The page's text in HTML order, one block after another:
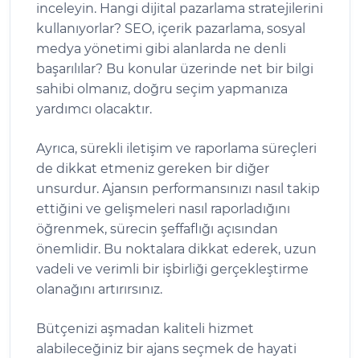
inceleyin. Hangi dijital pazarlama stratejilerini
kullanıyorlar? SEO, içerik pazarlama, sosyal
medya yönetimi gibi alanlarda ne denli
başarılılar? Bu konular üzerinde net bir bilgi
sahibi olmanız, doğru seçim yapmanıza
yardımcı olacaktır.
Ayrıca, sürekli iletişim ve raporlama süreçleri
de dikkat etmeniz gereken bir diğer
unsurdur. Ajansın performansınızı nasıl takip
ettiğini ve gelişmeleri nasıl raporladığını
öğrenmek, sürecin şeffaflığı açısından
önemlidir. Bu noktalara dikkat ederek, uzun
vadeli ve verimli bir işbirliği gerçekleştirme
olanağını artırırsınız.
Bütçenizi aşmadan kaliteli hizmet
alabileceğiniz bir ajans seçmek de hayati